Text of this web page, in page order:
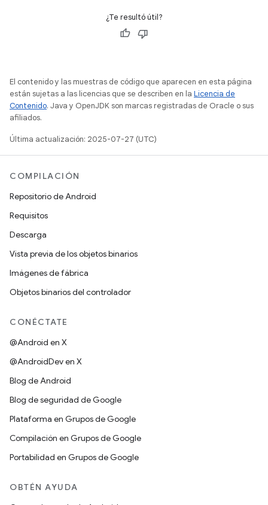
¿Te resultó útil?
El contenido y las muestras de código que aparecen en esta página
están sujetas a las licencias que se describen en la Licencia de
Contenido. Java y OpenJDK son marcas registradas de Oracle o sus
afiliados.
Última actualización: 2025-07-27 (UTC)
COMPILACIÓN
Repositorio de Android
Requisitos
Descarga
Vista previa de los objetos binarios
Imágenes de fábrica
Objetos binarios del controlador
CONÉCTATE
@Android en X
@AndroidDev en X
Blog de Android
Blog de seguridad de Google
Plataforma en Grupos de Google
Compilación en Grupos de Google
Portabilidad en Grupos de Google
OBTÉN AYUDA